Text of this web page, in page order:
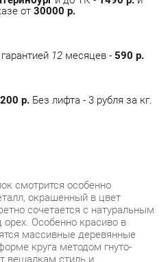
12месяцев -
р.Без лифта - 3 рубля за кг.
сочетается с натуральным
массивные деревянные
круга методом гнуто-
вешалкам стиль и
материалов позволяет
имеющем хоть